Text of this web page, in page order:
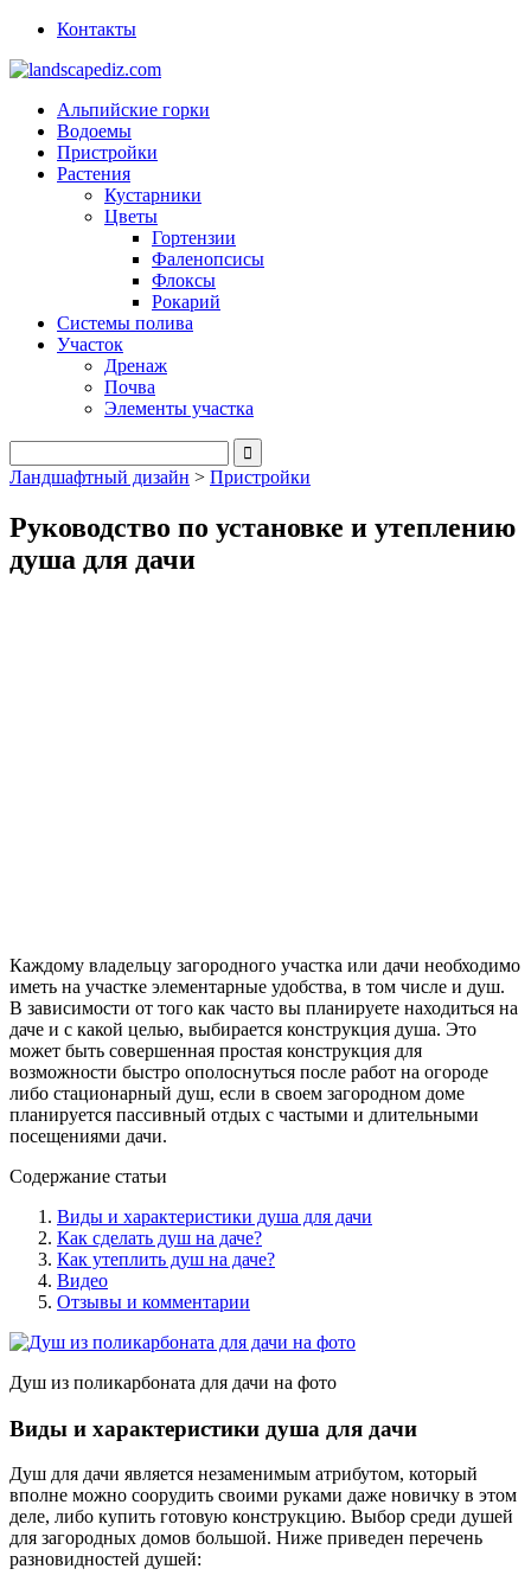
Контакты
Альпийские горки
Водоемы
Пристройки
Растения
Кустарники
Цветы
Гортензии
Фаленопсисы
Флоксы
Рокарий
Системы полива
Участок
Дренаж
Почва
Элементы участка
Ландшафтный дизайн > Пристройки
Руководство по установке и утеплению
душа для дачи
Каждому владельцу загородного участка или дачи необходимо
иметь на участке элементарные удобства, в том числе и душ.
В зависимости от того как часто вы планируете находиться на
даче и с какой целью, выбирается конструкция душа. Это
может быть совершенная простая конструкция для
возможности быстро ополоснуться после работ на огороде
либо стационарный душ, если в своем загородном доме
планируется пассивный отдых с частыми и длительными
посещениями дачи.
Содержание статьи
Виды и характеристики душа для дачи
Как сделать душ на даче?
Как утеплить душ на даче?
Видео
Отзывы и комментарии
Душ из поликарбоната для дачи на фото
Виды и характеристики душа для дачи
Душ для дачи является незаменимым атрибутом, который
вполне можно соорудить своими руками даже новичку в этом
деле, либо купить готовую конструкцию. Выбор среди душей
для загородных домов большой. Ниже приведен перечень
разновидностей душей: